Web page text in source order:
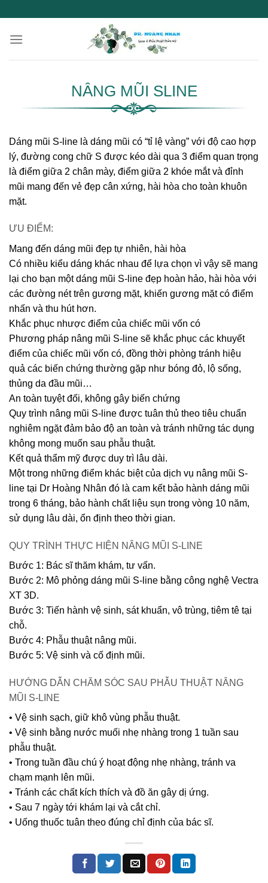
content
NÂNG MŨI SLINE
Dáng mũi S-line là dáng mũi có “tỉ lệ vàng” với độ cao hợp
lý, đường cong chữ S được kéo dài qua 3 điểm quan trọng
là điểm giữa 2 chân mày, điểm giữa 2 khóe mắt và đỉnh
mũi mang đến vẻ đẹp cân xứng, hài hòa cho toàn khuôn
mặt.
ƯU ĐIỂM:
Mang đến dáng mũi đẹp tự nhiên, hài hòa
Có nhiều kiểu dáng khác nhau để lựa chọn vì vậy sẽ mang
lại cho bạn một dáng mũi S-line đẹp hoàn hảo, hài hòa với
các đường nét trên gương mặt, khiến gương mặt có điểm
nhấn và thu hút hơn.
Khắc phục nhược điểm của chiếc mũi vốn có
Phương pháp nâng mũi S-line sẽ khắc phục các khuyết
điểm của chiếc mũi vốn có, đồng thời phòng tránh hiệu
quả các biến chứng thường gặp như bóng đỏ, lộ sống,
thủng da đầu mũi…
An toàn tuyệt đối, không gây biến chứng
Quy trình nâng mũi S-line được tuân thủ theo tiêu chuẩn
nghiêm ngặt đảm bảo độ an toàn và tránh những tác dụng
không mong muốn sau phẫu thuật.
Kết quả thẩm mỹ được duy trì lâu dài.
Một trong những điểm khác biệt của dịch vụ nâng mũi S-
line tại Dr Hoàng Nhân đó là cam kết bảo hành dáng mũi
trong 6 tháng, bảo hành chất liệu sụn trong vòng 10 năm,
sử dụng lâu dài, ổn định theo thời gian.
QUY TRÌNH THỰC HIỆN NÂNG MŨI S-LINE
Bước 1: Bác sĩ thăm khám, tư vấn.
Bước 2: Mô phỏng dáng mũi S-line bằng công nghệ Vectra
XT 3D.
Bước 3: Tiến hành vệ sinh, sát khuẩn, vô trùng, tiêm tê tại
chỗ.
Bước 4: Phẫu thuật nâng mũi.
Bước 5: Vệ sinh và cố định mũi.
HƯỚNG DẪN CHĂM SÓC SAU PHẪU THUẬT NÂNG
MŨI S-LINE
• Vệ sinh sạch, giữ khô vùng phẫu thuật.
• Vệ sinh bằng nước muối nhẹ nhàng trong 1 tuần sau
phẫu thuật.
• Trong tuần đầu chú ý hoạt động nhẹ nhàng, tránh va
chạm mạnh lên mũi.
• Tránh các chất kích thích và đồ ăn gây dị ứng.
• Sau 7 ngày tới khám lại và cắt chỉ.
• Uống thuốc tuân theo đúng chỉ định của bác sĩ.